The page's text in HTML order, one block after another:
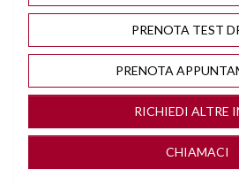
CLIMA
COMPUTER DI
CONTROLLO
PRENOTA TEST
PRENOTA
RICHIEDI ALTRE
CHIAMACI